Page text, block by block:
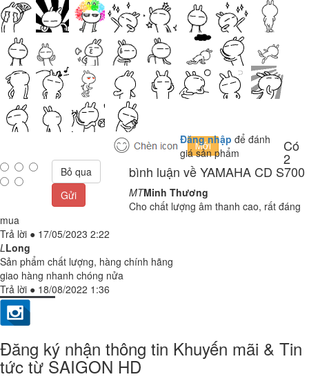
Đăng nhập để đánh
giá sản phẩm
Bỏ qua
Gửi
Có
2
bình luận về YAMAHA CD S700
MTMinh Thương
Cho chất lượng âm thanh cao, rất đáng
mua
Trả lời ● 17/05/2023 2:22
LLong
Sản phẩm chất lượng, hàng chính hãng
giao hàng nhanh chóng nửa
Trả lời ● 18/08/2022 1:36
Đăng ký nhận thông tin Khuyến mãi & Tin
tức từ SAIGON HD